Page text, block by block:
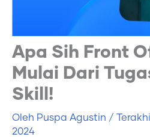
Apa Sih Front
Mulai Dari
Skill!
Oleh Puspa Agustin /
2024